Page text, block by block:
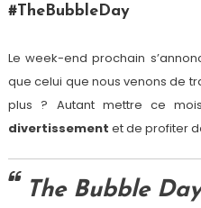
#TheBubbleDay
Le week-end prochain
que celui que nous venons de
plus ? Autant mettre ce
divertissement et de profiter
The Bubble